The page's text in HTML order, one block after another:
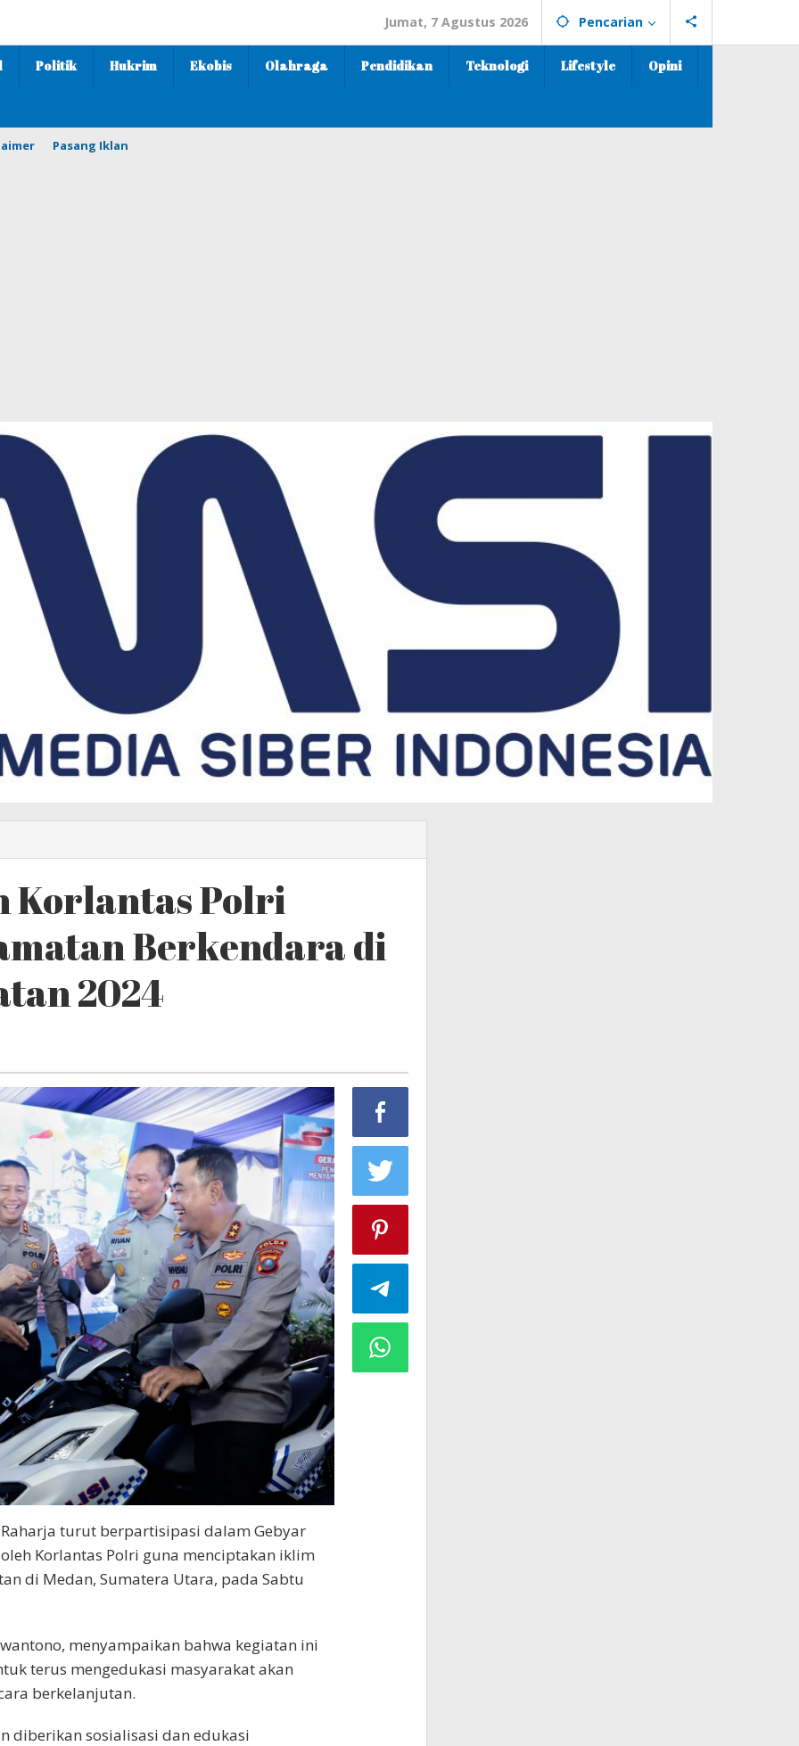
Jumat, 7 Agustus 2026 Pencarian
Politik Hukrim Ekobis Olahraga Pendidikan Teknologi Lifestyle Opini
Pasang Iklan
Korlantas Polri
Berkendara di
2024
Raharja turut berpartisipasi dalam Gebyar
Korlantas Polri guna menciptakan iklim
di Medan, Sumatera Utara, pada Sabtu
menyampaikan bahwa kegiatan ini
terus mengedukasi masyarakat akan
berkelanjutan.
diberikan sosialisasi dan edukasi